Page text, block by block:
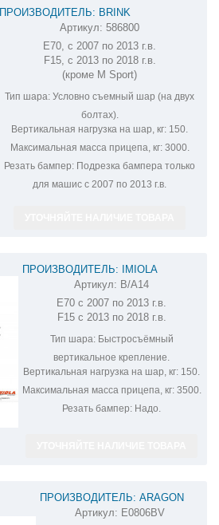
ПРОИЗВОДИТЕЛЬ: BRINK
ФАРКОП НА BMW X5 586800
Артикул: 586800
E70, с 2007 по 2013 г.в.
F15, с 2013 по 2018 г.в.
(кроме M Sport)
Тип шара: Условно съемный шар (на двух
болтах).
Вертикальная нагрузка на шар, кг: 150.
Максимальная масса прицепа, кг:3000.
Резать бампер: Подрезка бампера только
для машис с 2007 по 2013 г.в.
ПРОИЗВОДИТЕЛЬ: IMIOLA
ФАРКОП НА BMW X5 B/A14
Артикул: B/A14
E70 с 2007 по 2013 г.в.
F15 с 2013 по 2018 г.в.
Тип шара:Быстросъёмный
вертикальное крепление.
Вертикальная нагрузка на шар, кг: 150.
Максимальная масса прицепа, кг:3500.
Резать бампер: Надо.
ПРОИЗВОДИТЕЛЬ: ARAGON
ФАРКОП НА BMW X5 E0806BV
Артикул: E0806BV